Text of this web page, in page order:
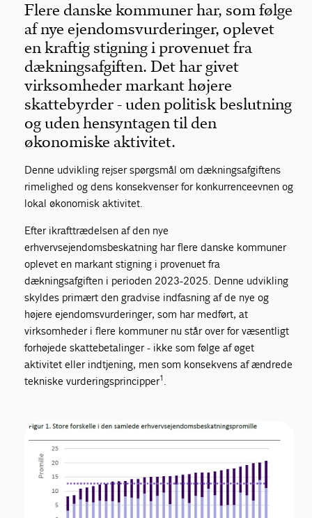
Flere danske kommuner har, som følge
af nye ejendomsvurderinger, oplevet
en kraftig stigning i provenuet fra
dækningsafgiften. Det har givet
virksomheder markant højere
skattebyrder - uden politisk beslutning
og uden hensyntagen til den
økonomiske aktivitet.
Denne udvikling rejser spørgsmål om dækningsafgiftens
rimelighed og dens konsekvenser for konkurrenceevnen og
lokal økonomisk aktivitet.
Efter ikrafttrædelsen af den nye
erhvervsejendomsbeskatning har flere danske kommuner
oplevet en markant stigning i provenuet fra
dækningsafgiften i perioden 2023-2025. Denne udvikling
skyldes primært den gradvise indfasning af de nye og
højere ejendomsvurderinger, som har medført, at
virksomheder i flere kommuner nu står over for væsentligt
forhøjede skattebetalinger - ikke som følge af øget
aktivitet eller indtjening, men som konsekvens af ændrede
tekniske vurderingsprincipper1 .